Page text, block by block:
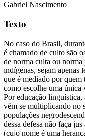
Gabriel Nascimento
Texto
No caso do Brasil,
é chamado de culto são
de norma culta ou norma
indígenas, sejam apenas
que é mediado por quem
como escolhe uma única
Por educação linguística,
vêm se multiplicando no
populações
dessa defesa não faça
(cujo nome é uma